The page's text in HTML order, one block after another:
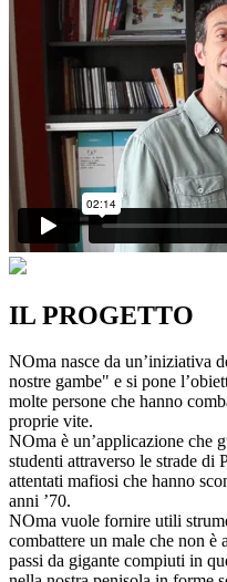
IL PROGETTO
NOma nasce da un’iniziativa
nostre gambe" e si pone
molte persone che hanno
proprie vite.
NOma è un’applicazione che
studenti attraverso le strade
attentati mafiosi che hanno
anni ’70.
NOma vuole fornire utili
combattere un male che non è
passi da gigante compiuti in